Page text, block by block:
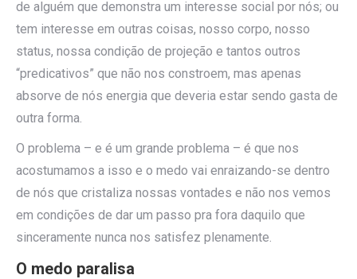
de alguém que demonstra um interesse social por nós; ou
tem interesse em outras coisas, nosso corpo, nosso
status, nossa condição de projeção e tantos outros
“predicativos” que não nos constroem, mas apenas
absorve de nós energia que deveria estar sendo gasta de
outra forma.
O problema – e é um grande problema – é que nos
acostumamos a isso e o medo vai enraizando-se dentro
de nós que cristaliza nossas vontades e não nos vemos
em condições de dar um passo pra fora daquilo que
sinceramente nunca nos satisfez plenamente.
O medo paralisa